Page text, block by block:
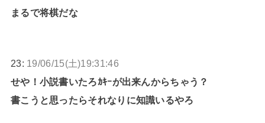
まるで将棋だな
23: 19/06/15(土)19:31:46
せや！小説書いたろｶｷｰが出来んからちゃう？
書こうと思ったらそれなりに知識いるやろ